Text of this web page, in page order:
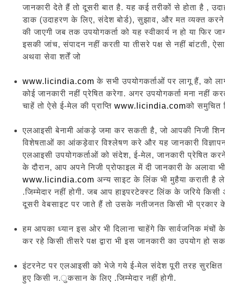
जानकारी देते हैं तो दूसरी बात है. यह कई तरीकों से होता है ,
डाक (उदाहरण के लिए, संदेश बोर्ड), सुझाव, और मत व्यक्त करने
की जाएगी जब तक उपयोगकर्ता को यह स्वीकार्य न हो या फिर
इसकी जांच, संपादन नहीं करती या तीसरे पक्ष से नहीं बांटती,
अथवा सेवा शर्तें जो
www.licindia.com के सभी उपयोगकर्ताओं पर लागू हैं, को
कोई जानकारी नहीं प्रेषित करेगा. अगर उपयोगकर्ता मना
चाहें तो ऐसे ई-मेल की प्राप्ति www.licindia.comको समुचित
एलआइसी बेनामी आंकड़े जमा कर सकती है, जो आपकी निजी
विशेषताओं का आंकड़ेवार विश्लेषण करे और यह जानकारी
एलआइसी उपयोगकर्ताओं को संदेश, ई-मेल, जानकारी प्रेषित
के दौरान, आप अपने निजी प्रोफाइल में दी जानकारी के अलावा
www.licindia.com अन्य साइट के लिंक भी मुहैया कराती है
.जिम्मेदार नहीं होगी. जब आप हाइपरटेक्स्ट लिंक के जरिये
दूसरी वेबसाइट पर जाते हैं तो उसके नतीजनत किसी भी प्रकार के
हम आपका ध्यान इस ओर भी दिलाना चाहेंगे कि सार्वजनिक
कर रहे किसी तीसरे पक्ष द्वारा भी इस जानकारी का उपयोग हो
इंटरनेट पर एलआइसी को भेजे गये ई-मेल संदेश पूरी तरह सुरक्षित
हुए किसी न.ुकसान के लिए .जिम्मेदार नहीं होगी.